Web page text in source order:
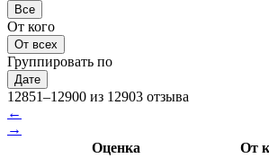
Все
От кого
От всех
Группировать по
Дате
12851–12900 из 12903 отзыва
←
→
Оценка
От